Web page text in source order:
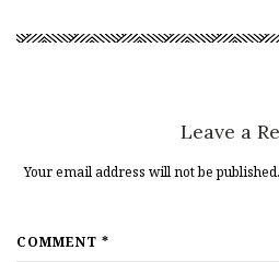
Leave a
Your email address will not be
COMMENT *